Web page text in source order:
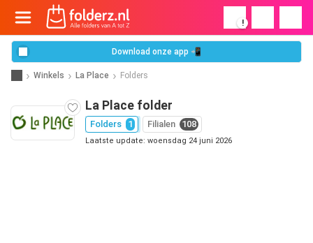
!
Download onze app 📲
Winkels La Place Folders
La Place folder
Folders 1 Filialen 108
Laatste update: woensdag 24 juni 2026